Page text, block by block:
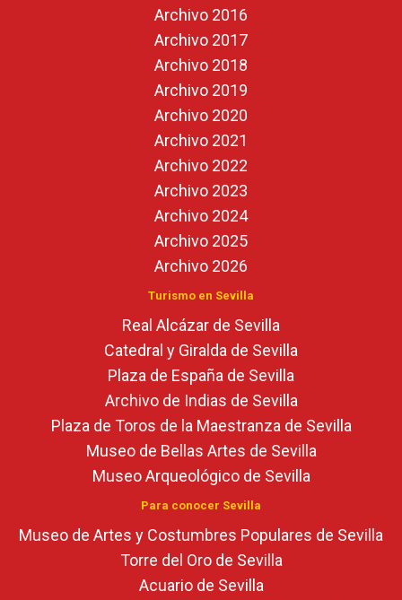
Archivo 2016
Archivo 2017
Archivo 2018
Archivo 2019
Archivo 2020
Archivo 2021
Archivo 2022
Archivo 2023
Archivo 2024
Archivo 2025
Archivo 2026
Turismo en Sevilla
Real Alcázar de Sevilla
Catedral y Giralda de Sevilla
Plaza de España de Sevilla
Archivo de Indias de Sevilla
Plaza de Toros de la Maestranza de Sevilla
Museo de Bellas Artes de Sevilla
Museo Arqueológico de Sevilla
Para conocer Sevilla
Museo de Artes y Costumbres Populares de Sevilla
Torre del Oro de Sevilla
Acuario de Sevilla